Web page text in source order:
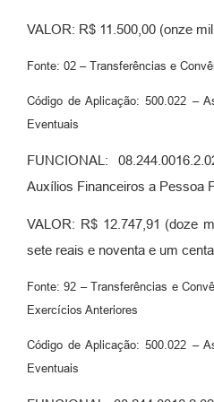
VALOR: R$ 11.500,00 (onze
Fonte: 02 – Transferências e
Código de Aplicação: 500.022 –
Eventuais
FUNCIONAL:
Auxílios Financeiros a Pessoa
VALOR: R$ 12.747,91 (doze
sete reais e noventa e um
Fonte: 92 – Transferências e
Exercícios Anteriores
Código de Aplicação: 500.022 –
Eventuais